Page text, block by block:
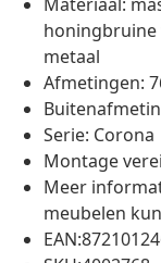
metaal
Afmetingen:
Serie: Corona
Montage
Meer
meubelen